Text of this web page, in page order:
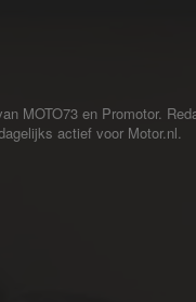
MOTO73 en Promotor.
actief voor Motor.nl.